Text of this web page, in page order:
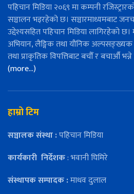
पहिचान मिडिया २०६९ मा कम्पनी
सञ्चालन भइरहेको छ। सञ्चारमाध्यमबाट
उद्देश्यसहित पहिचान मिडिया लागिरहेको
अभियान, लैङ्गिक तथा यौनिक अल्पसङ्ख्यक
तथा प्राकृतिक विपत्तिबाट बचौँ र बचाऔँ
(more…)
हाम्रो टिम
सञ्चालक संस्था :पहिचान मिडिया
कार्यकारी निर्देशक: भवानी घिमिरे
संस्थापक सम्पादक :माधव दुलाल